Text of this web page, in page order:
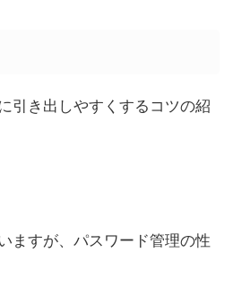
引き出しやすくするコツの紹
ますが、パスワード管理の性